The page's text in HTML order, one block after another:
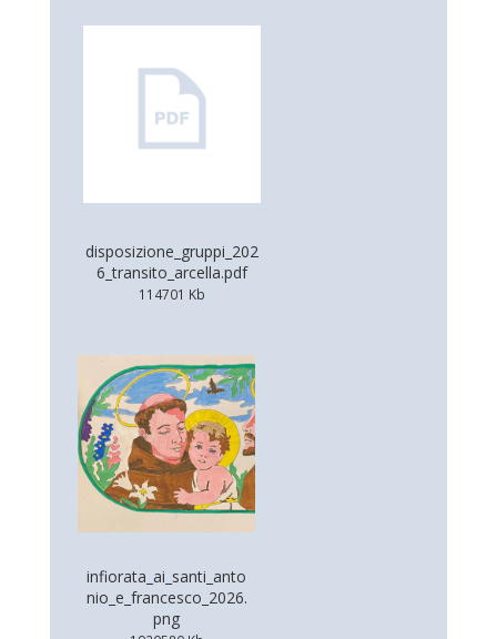
disposizione_gruppi_202
6_transito_arcella.pdf
114701 Kb
infiorata_ai_santi_anto
nio_e_francesco_2026.
png